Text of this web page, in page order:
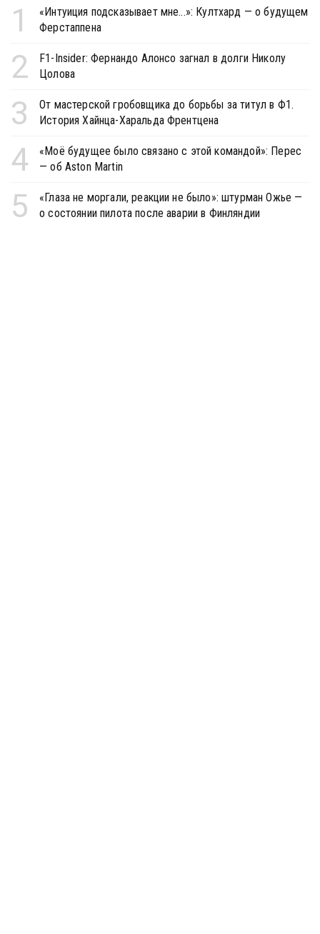
1
«Интуиция подсказывает мне...»: Култхард — о будущем
Ферстаппена
2
F1-Insider: Фернандо Алонсо загнал в долги Николу
Цолова
3
От мастерской гробовщика до борьбы за титул в Ф1.
История Хайнца-Харальда Френтцена
4
«Моё будущее было связано с этой командой»: Перес
— об Aston Martin
5
«Глаза не моргали, реакции не было»: штурман Ожье —
о состоянии пилота после аварии в Финляндии